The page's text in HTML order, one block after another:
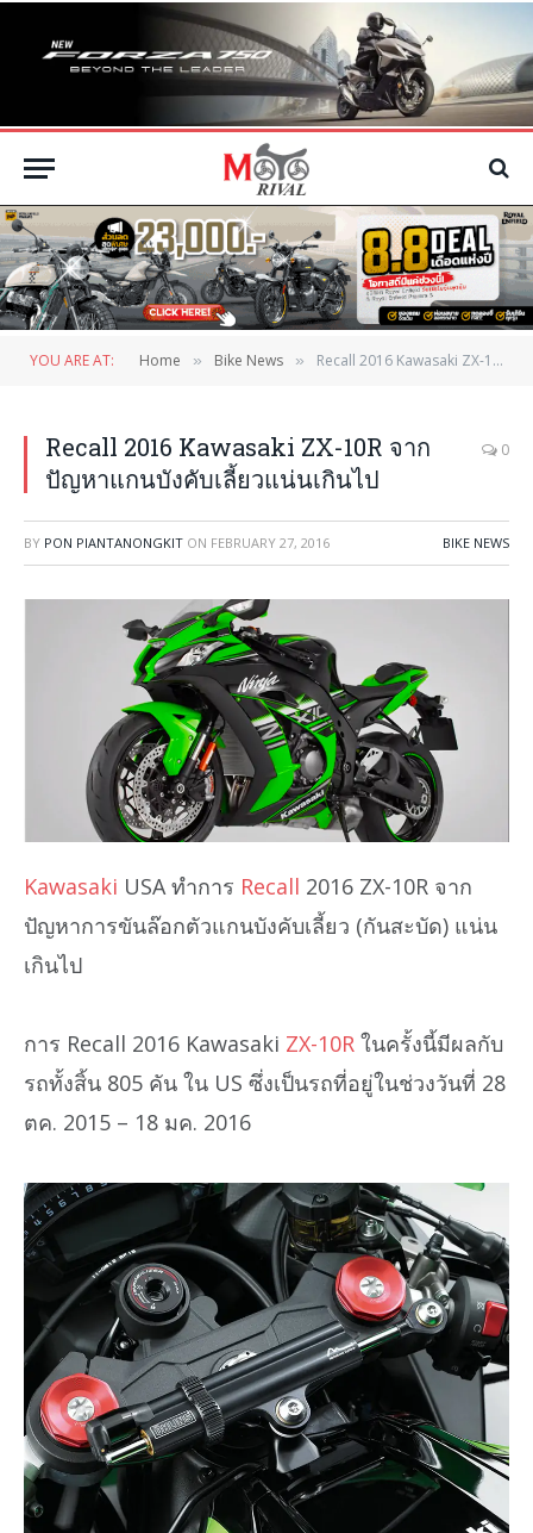
YOU ARE AT: Home » Bike News » Recall 2016 Kawasaki ZX-10R จากปัญหาแกนบังคับเลี้ยวแน่นเกินไป
Recall 2016 Kawasaki ZX-10R จาก
ปัญหาแกนบังคับเลี้ยวแน่นเกินไป
0
BY PON PIANTANONGKIT ON FEBRUARY 27, 2016 BIKE NEWS
Kawasaki USA ทำการ Recall 2016 ZX-10R จาก
ปัญหาการขันล๊อกตัวแกนบังคับเลี้ยว (กันสะบัด) แน่น
เกินไป
การ Recall 2016 Kawasaki ZX-10R ในครั้งนี้มีผลกับ
รถทั้งสิ้น 805 คัน ใน US ซึ่งเป็นรถที่อยู่ในช่วงวันที่ 28
ตค. 2015 – 18 มค. 2016